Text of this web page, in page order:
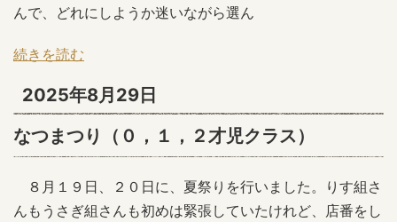
んで、どれにしようか迷いながら選ん
続きを読む
2025年8月29日
なつまつり（０，１，２才児クラス）
８月１９日、２０日に、夏祭りを行いました。りす組さ
んもうさぎ組さんも初めは緊張していたけれど、店番をし